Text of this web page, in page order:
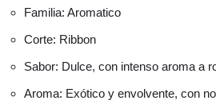
Familia: Aromatico
Corte: Ribbon
Sabor: Dulce, con intenso aroma a
Aroma: Exótico y envolvente, con